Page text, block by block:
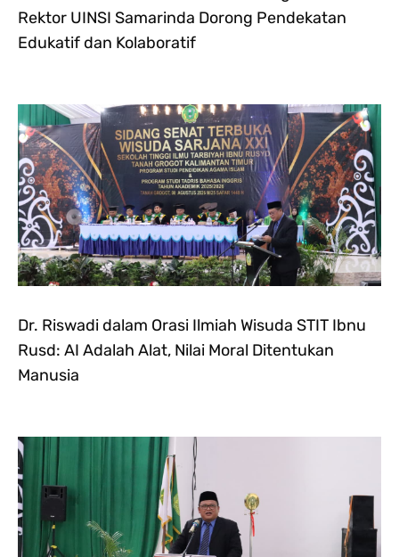
Rektor UINSI Samarinda Dorong Pendekatan
Edukatif dan Kolaboratif
Dr. Riswadi dalam Orasi Ilmiah Wisuda STIT Ibnu
Rusd: AI Adalah Alat, Nilai Moral Ditentukan
Manusia